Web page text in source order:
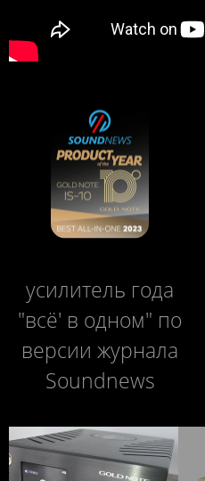
усилитель года
"всё' в одном" по
версии журнала
Soundnews
На цветном
индикация уровня